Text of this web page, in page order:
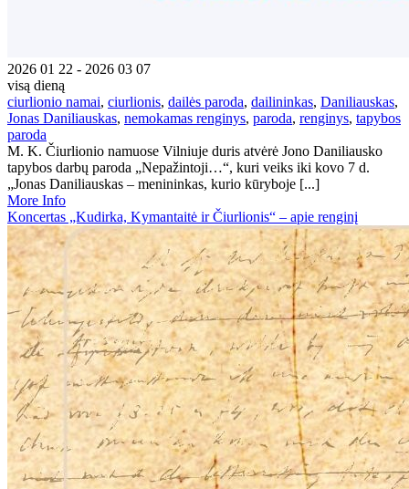
2026 01 22 - 2026 03 07
visą dieną
ciurlionio namai, ciurlionis, dailės paroda, dailininkas, Daniliauskas,
Jonas Daniliauskas, nemokamas renginys, paroda, renginys, tapybos
paroda
M. K. Čiurlionio namuose Vilniuje duris atvėrė Jono Daniliausko
tapybos darbų paroda „Nepažintoji…“, kuri veiks iki kovo 7 d.
„Jonas Daniliauskas – menininkas, kurio kūryboje [...]
More Info
Koncertas „Kudirka, Kymantaitė ir Čiurlionis“ – apie renginį